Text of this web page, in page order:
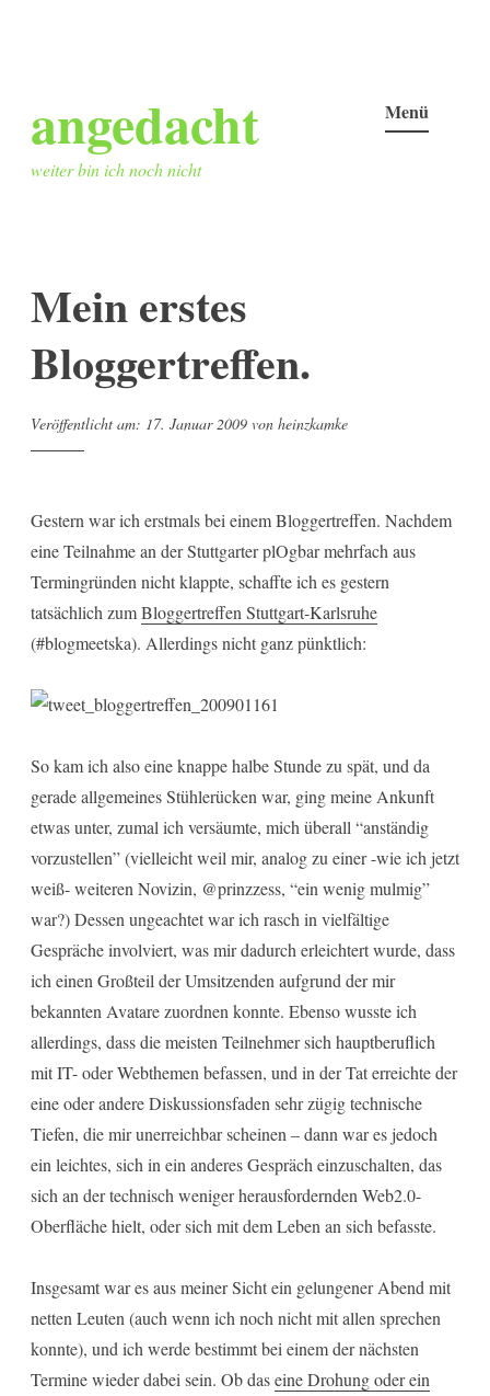
springen
angedacht
weiter bin ich noch nicht
Menü
Mein erstes
Bloggertreffen.
Veröffentlicht am: 17. Januar 2009 von heinzkamke
Gestern war ich erstmals bei einem Bloggertreffen. Nachdem
eine Teilnahme an der Stuttgarter plOgbar mehrfach aus
Termingründen nicht klappte, schaffte ich es gestern
tatsächlich zumBloggertreffen Stuttgart-Karlsruhe
(#blogmeetska). Allerdings nicht ganz pünktlich:
So kam ich also eine knappe halbe Stunde zu spät, und da
gerade allgemeines Stühlerücken war, ging meine Ankunft
etwas unter, zumal ich versäumte, mich überall “anständig
vorzustellen” (vielleicht weil mir, analog zu einer -wie ich jetzt
weiß- weiteren Novizin, @prinzzess, “ein wenig mulmig”
war?) Dessen ungeachtet war ich rasch in vielfältige
Gespräche involviert, was mir dadurch erleichtert wurde, dass
ich einen Großteil der Umsitzenden aufgrund der mir
bekannten Avatare zuordnen konnte. Ebenso wusste ich
allerdings, dass die meisten Teilnehmer sich hauptberuflich
mit IT- oder Webthemen befassen, und in der Tat erreichte der
eine oder andere Diskussionsfaden sehr zügig technische
Tiefen, die mir unerreichbar scheinen – dann war es jedoch
ein leichtes, sich in ein anderes Gespräch einzuschalten, das
sich an der technisch weniger herausfordernden Web2.0-
Oberfläche hielt, oder sich mit dem Leben an sich befasste.
Insgesamt war es aus meiner Sicht ein gelungener Abend mit
netten Leuten (auch wenn ich noch nicht mit allen sprechen
konnte), und ich werde bestimmt bei einem der nächsten
Termine wieder dabei sein. Ob daseine Drohung oder ein